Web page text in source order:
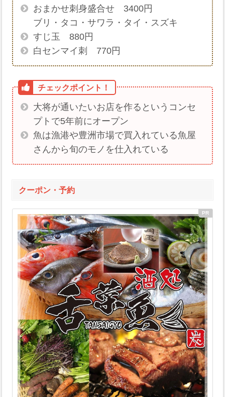
おまかせ刺身盛合せ 3400円
ブリ・タコ・サワラ・タイ・スズキ
すじ玉 880円
白センマイ刺 770円
大将が通いたいお店を作るというコンセ
プトで5年前にオープン
魚は漁港や豊洲市場で買入れている魚屋
さんから旬のモノを仕入れている
クーポン・予約